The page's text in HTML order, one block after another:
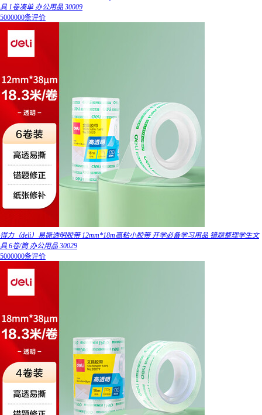
具 1卷凑单 办公用品 30009
5000000条评价
得力（deli）易撕透明胶带 12mm*18m高粘小胶带 开学必备学习用品 错题整理学生文
具 6卷/筒 办公用品 30029
5000000条评价